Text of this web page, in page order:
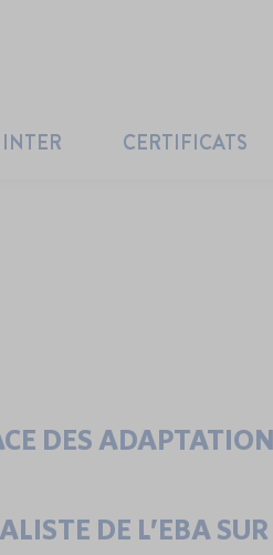
CERTIFICATS
DES
DE L’EBA